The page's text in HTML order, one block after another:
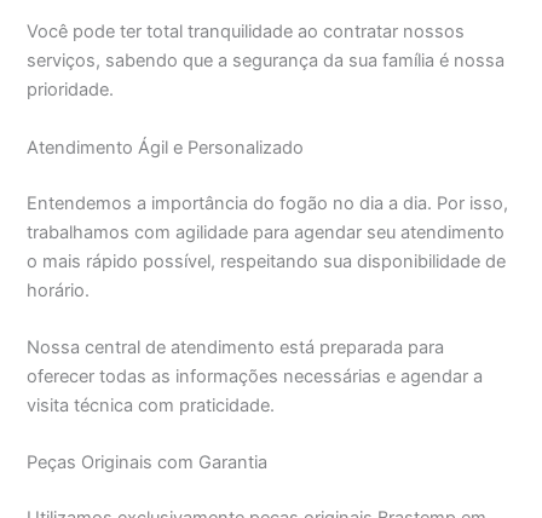
Você pode ter total tranquilidade ao contratar nossos
serviços, sabendo que a segurança da sua família é nossa
prioridade.
Atendimento Ágil e Personalizado
Entendemos a importância do fogão no dia a dia. Por isso,
trabalhamos com agilidade para agendar seu atendimento
o mais rápido possível, respeitando sua disponibilidade de
horário.
Nossa central de atendimento está preparada para
oferecer todas as informações necessárias e agendar a
visita técnica com praticidade.
Peças Originais com Garantia